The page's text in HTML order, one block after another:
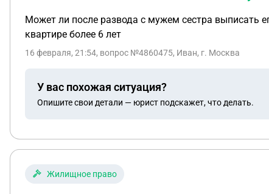
Может ли после развода с мужем сестра выписать
квартире более 6 лет
16 февраля, 21:54, вопрос №4860475, Иван, г. Москва
У вас похожая ситуация?
Опишите свои детали — юрист подскажет, что делать.
Жилищное право